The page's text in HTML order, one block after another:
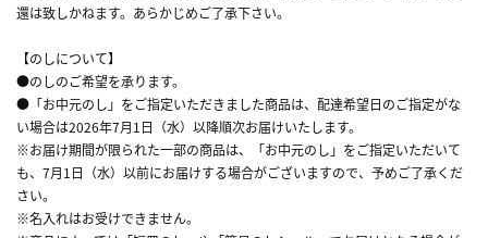
還は致しかねます。あらかじめご了承下さい。
【のしについて】
●のしのご希望を承ります。
●「お中元のし」をご指定いただきました商品は、配達希望日のご指定がな
い場合は2026年7月1日（水）以降順次お届けいたします。
※お届け期間が限られた一部の商品は、「お中元のし」をご指定いただいて
も、7月1日（水）以前にお届けする場合がございますので、予めご了承くだ
さい。
※名入れはお受けできません。